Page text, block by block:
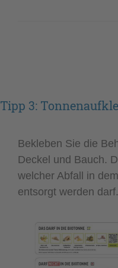
Tipp 3:
Bekleben Sie die
Deckel und Bauch.
welcher Abfall in
entsorgt werden darf.